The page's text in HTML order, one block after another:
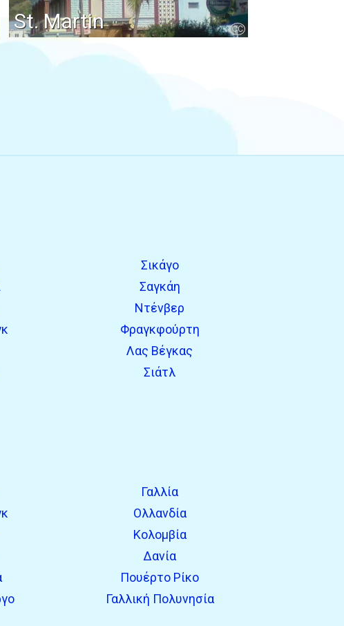
St. Martin CC
Σικάγο
Σαγκάη
Ντένβερ
Φραγκφούρτη
Λας Βέγκας
Σιάτλ
Γαλλία
Ολλανδία
Κολομβία
Δανία
Πουέρτο Ρίκο
Γαλλική Πολυνησία